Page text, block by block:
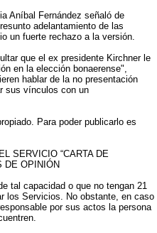
Aníbal Fernández señaló de
adelantamiento de las
un fuerte rechazo a la versión.
que el ex presidente Kirchner le
en la elección bonaerense",
hablar de la no presentación
sus vínculos con un
Para poder publicarlo es
SERVICIO “CARTA DE
DE OPINIÓN
tal capacidad o que no tengan 21
los Servicios. No obstante, en caso
por sus actos la persona